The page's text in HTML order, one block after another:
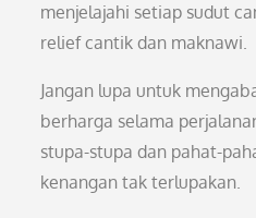
menjelajahi setiap sudut
relief cantik dan maknawi.
Jangan lupa untuk
berharga selama
stupa-stupa dan pahat-
kenangan tak terlupakan.